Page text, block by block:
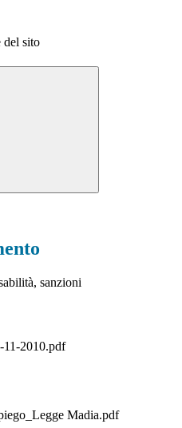
del sito
sanzioni
11-2010.pdf
Madia.pdf